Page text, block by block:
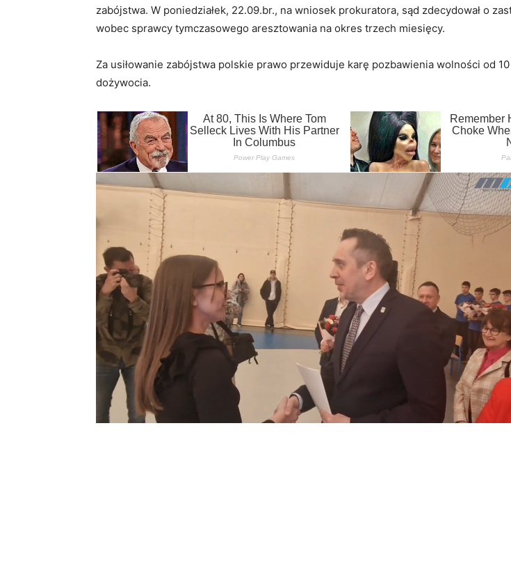
zabójstwa. W poniedziałek, 22.09.br., na wniosek prokuratora, sąd zdecydował o
wobec sprawcy tymczasowego aresztowania na okres trzech miesięcy.
Za usiłowanie zabójstwa polskie prawo przewiduje karę pozbawienia wolności od
dożywocia.